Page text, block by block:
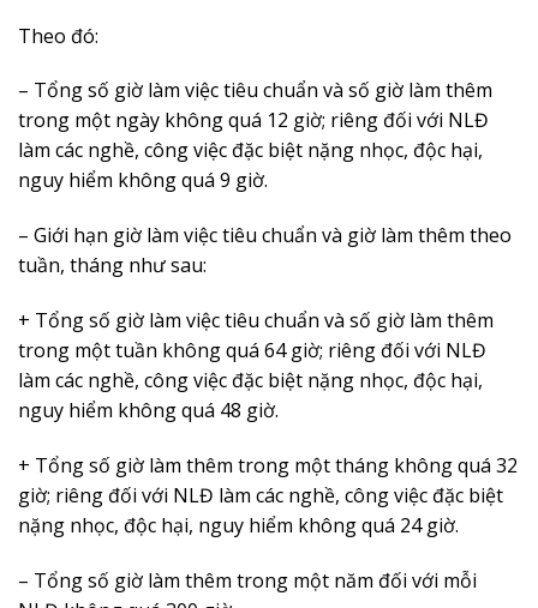
Theo đó:
– Tổng số giờ làm việc tiêu chuẩn và số giờ làm thêm
trong một ngày không quá 12 giờ; riêng đối với NLĐ
làm các nghề, công việc đặc biệt nặng nhọc, độc hại,
nguy hiểm không quá 9 giờ.
– Giới hạn giờ làm việc tiêu chuẩn và giờ làm thêm theo
tuần, tháng như sau:
+ Tổng số giờ làm việc tiêu chuẩn và số giờ làm thêm
trong một tuần không quá 64 giờ; riêng đối với NLĐ
làm các nghề, công việc đặc biệt nặng nhọc, độc hại,
nguy hiểm không quá 48 giờ.
+ Tổng số giờ làm thêm trong một tháng không quá 32
giờ; riêng đối với NLĐ làm các nghề, công việc đặc biệt
nặng nhọc, độc hại, nguy hiểm không quá 24 giờ.
– Tổng số giờ làm thêm trong một năm đối với mỗi